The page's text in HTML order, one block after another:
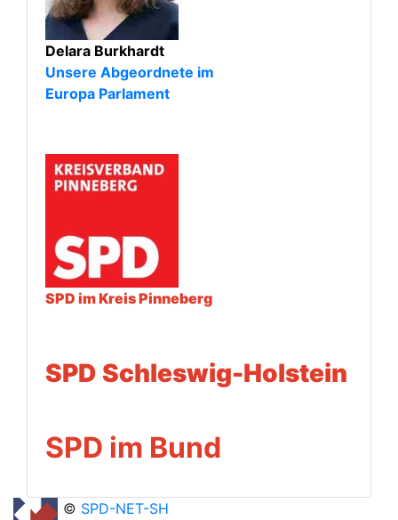
Delara Burkhardt
Unsere Abgeordnete im
Europa Parlament
SPD im Kreis Pinneberg
SPD Schleswig-Holstein
SPD im Bund
© SPD-NET-SH